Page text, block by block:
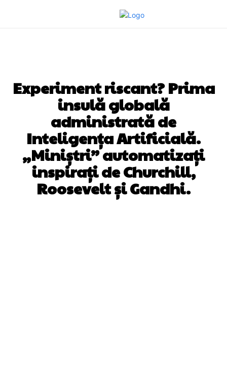
Experiment riscant? Prima
insulă globală
administrată de
Inteligența Artificială.
„Miniștri” automatizați
inspirați de Churchill,
Roosevelt și Gandhi.